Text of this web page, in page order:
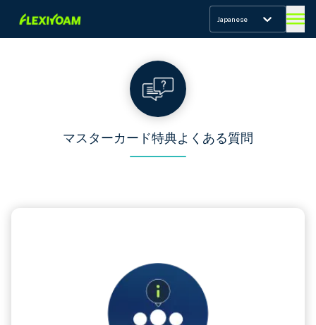
Japanese
マスターカード特典よくある質問